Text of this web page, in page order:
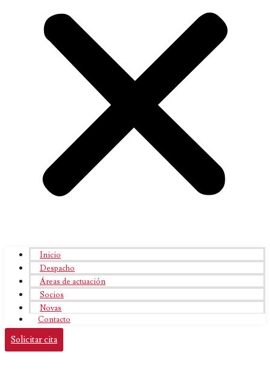
Inicio
Despacho
Áreas de actuación
Socios
Novas
Contacto
Solicitar cita